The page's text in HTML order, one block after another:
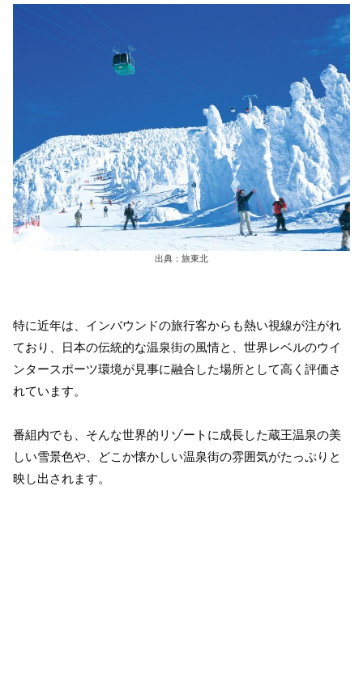
出典：旅東北
特に近年は、インバウンドの旅行客からも熱い視線が注がれ
ており、日本の伝統的な温泉街の風情と、世界レベルのウイ
ンタースポーツ環境が見事に融合した場所として高く評価さ
れています。
番組内でも、そんな世界的リゾートに成長した蔵王温泉の美
しい雪景色や、どこか懐かしい温泉街の雰囲気がたっぷりと
映し出されます。